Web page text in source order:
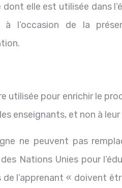
elle est utilisée dans
à l’occasion de la
utilisée pour enrichir le
enseignants, et non à
ne peuvent pas
Nations Unies pour
l’apprenant « doivent